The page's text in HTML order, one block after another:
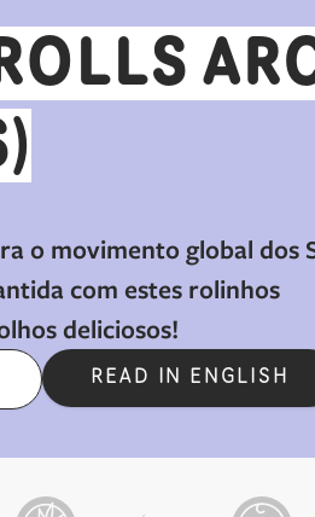
o movimento global dos
com estes rolinhos
deliciosos!
READ IN ENGLISH